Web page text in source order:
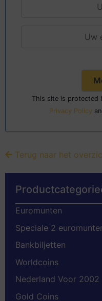
This site is protected
Privacy Policy
Terug naar het
Euromunten
Speciale 2
Bankbiljetten
Worldcoins
Nederland Voor 2002
Gold Coins